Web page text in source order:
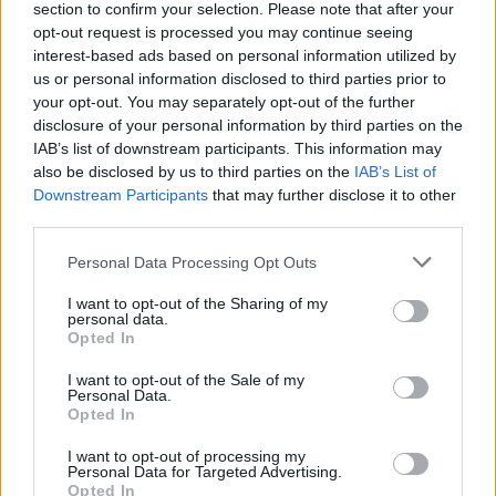
section to confirm your selection. Please note that after your
opt-out request is processed you may continue seeing
interest-based ads based on personal information utilized by
us or personal information disclosed to third parties prior to
your opt-out. You may separately opt-out of the further
disclosure of your personal information by third parties on the
IAB’s list of downstream participants. This information may
also be disclosed by us to third parties on the IAB’s List of
Downstream Participants that may further disclose it to other
Personal Data Processing Opt Outs
I want to opt-out of the Sharing of my
personal data.
Opted In
I want to opt-out of the Sale of my
Personal Data.
Opted In
I want to opt-out of processing my
Personal Data for Targeted Advertising.
Opted In
22:00 Novasports Prime Μαγιόρκα – Οσασούνα
Ισπανικό Πρωτάθλημα
22:15 COSMOTE SPORT 9 HD Αρούκα – Ρίο Άβε Liga
Portugal
Παιχνίδι από παντού στη Novibet με το
νέο Mobile App
COMMENTS
Συνδεθείτε για να σχολιάσετε